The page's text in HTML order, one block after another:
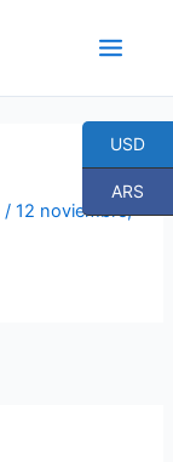
/12 noviembre,
USD
ARS